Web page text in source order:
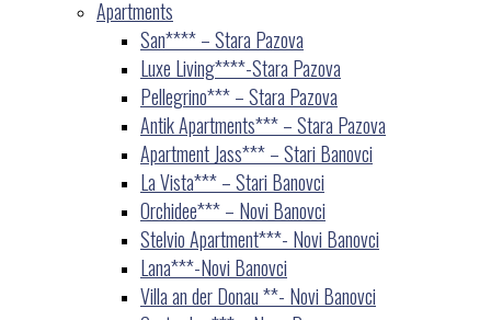
Apartments
San**** – Stara Pazova
Luxe Living****-Stara Pazova
Pellegrino*** – Stara Pazova
Antik Apartments*** – Stara Pazova
Apartment Jass*** – Stari Banovci
La Vista*** – Stari Banovci
Orchidee*** – Novi Banovci
Stelvio Apartment***- Novi Banovci
Lana***-Novi Banovci
Villa an der Donau **- Novi Banovci